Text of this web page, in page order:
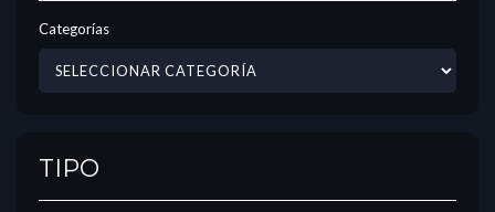
Categorías
TIPO